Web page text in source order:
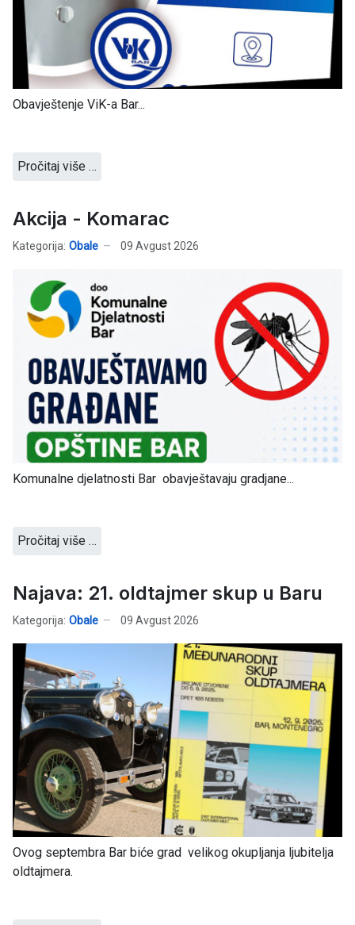
Obavještenje ViK-a Bar...
Pročitaj više …
Akcija - Komarac
Kategorija: Obale 09 Avgust 2026
Komunalne djelatnosti Bar obavještavaju gradjane...
Pročitaj više …
Najava: 21. oldtajmer skup u Baru
Kategorija: Obale 09 Avgust 2026
Ovog septembra Bar biće grad velikog okupljanja ljubitelja
oldtajmera.